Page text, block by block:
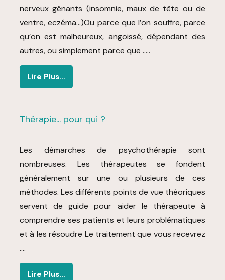
nerveux gênants (insomnie, maux de tête ou de
ventre, eczéma…)Ou parce que l’on souffre, parce
qu’on est malheureux, angoissé, dépendant des
autres, ou simplement parce que …..
Lire Plus…
Thérapie... pour qui ?
Les démarches de psychothérapie sont
nombreuses. Les thérapeutes se fondent
généralement sur une ou plusieurs de ces
méthodes. Les différents points de vue théoriques
servent de guide pour aider le thérapeute à
comprendre ses patients et leurs problématiques
et à les résoudre Le traitement que vous recevrez
….
Lire Plus…